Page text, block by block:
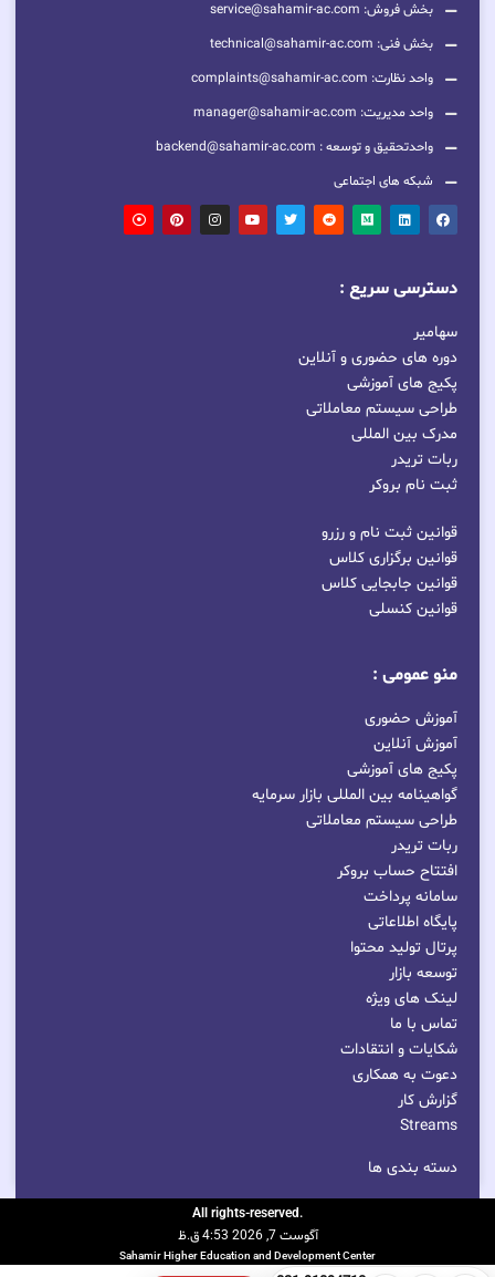
بخش فروش: service@sahamir-ac.com
بخش فنی: technical@sahamir-ac.com
واحد نظارت: complaints@sahamir-ac.com
واحد مدیریت: manager@sahamir-ac.com
واحدتحقیق و توسعه : backend@sahamir-ac.com
شبکه های اجتماعی
دسترسی سریع :
سهامیر
دوره های حضوری و آنلاین
پکیج های آموزشی
طراحی سیستم معاملاتی
مدرک بین المللی
ربات تریدر
ثبت نام بروکر
قوانین ثبت نام و رزرو
قوانین برگزاری کلاس
قوانین جابجایی کلاس
قوانین کنسلی
منو عمومی :
آموزش حضوری
آموزش آنلاین
پکیج های آموزشی
گواهینامه بین المللی بازار سرمایه
طراحی سیستم معاملاتی
ربات تریدر
افتتاح حساب بروکر
سامانه پرداخت
پایگاه اطلاعاتی
پرتال تولید محتوا
توسعه بازار
لینک های ویژه
تماس با ما
شکایات و انتقادات
دعوت به همکاری
گزارش کار
Streams
دسته بندی ها
.All rights-reserved
آگوست 7, 2026 4:53 ق.ظ
Sahamir Higher Education and Development Center